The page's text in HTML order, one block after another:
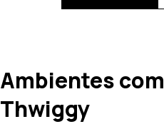
Ambientes
Thwiggy